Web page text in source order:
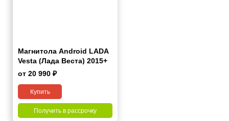
Магнитола Android LADA
Vesta (Лада Веста) 2015+
от 20 990 ₽
Купить
Получить в рассрочку